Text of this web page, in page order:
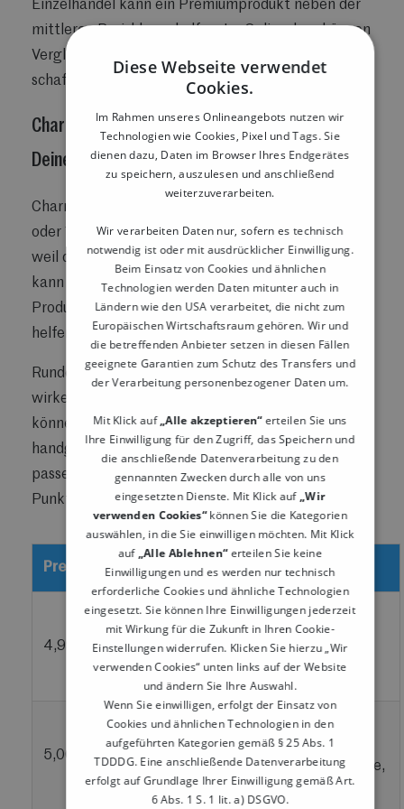
Einzelhandel kann ein Premiumprodukt neben der
mittleren Preisklasse helfen. Im Onlineshop können
Vergleichstabellen oder Paketstufen Orientierung
schaffen.
Charm Pricing oder Rundpreis: Was passt zu
Deinem Angebot?
Charm Pricing meint Preise wie 4,99 €, 9,95 €
oder 19,99 €. Solche Preise wirken oft günstiger,
weil die linke Ziffer den ersten Eindruck prägt. Das
kann besonders bei Aktionsware, häufig gekauften
Produkten oder spontanen Kaufentscheidungen
helfen.
Runde Preise wie 5,00 €, 20,00 € oder 100,00 €
wirken dagegen klarer und hochwertiger. Sie
können besonders gut zu Premiumprodukten,
handgemachten Waren oder Dienstleistungen
passen. Ein runder Preis sagt: Das ist der Preis.
Punkt. Kein Cent-Ballett nötig.
Preisform Wirkung Geeignet für
4,99 €
Wirkt
günstiger und
aktionsnah
Impulskäufe,
Aktionsware,
preissensible
Produkte
5,00 €
Wirkt klar,
hochwertig
und
unkompliziert
Premiumprodukte,
handgemachte
Waren, Gastronomie,
Dienstleistungen
Diese Webseite verwendet
Cookies.
Im Rahmen unseres Onlineangebots nutzen wir
Technologien wie Cookies, Pixel und Tags. Sie
dienen dazu, Daten im Browser Ihres Endgerätes
zu speichern, auszulesen und anschließend
weiterzuverarbeiten.
Wir verarbeiten Daten nur, sofern es technisch
notwendig ist oder mit ausdrücklicher Einwilligung.
Beim Einsatz von Cookies und ähnlichen
Technologien werden Daten mitunter auch in
Ländern wie den USA verarbeitet, die nicht zum
Europäischen Wirtschaftsraum gehören. Wir und
die betreffenden Anbieter setzen in diesen Fällen
geeignete Garantien zum Schutz des Transfers und
der Verarbeitung personenbezogener Daten um.
Mit Klick auf„Alle akzeptieren“erteilen Sie uns
Ihre Einwilligung für den Zugriff, das Speichern und
die anschließende Datenverarbeitung zu den
gennannten Zwecken durch alle von uns
eingesetzten Dienste. Mit Klick auf „Wir
verwenden Cookies“können Sie die Kategorien
auswählen, in die Sie einwilligen möchten. Mit Klick
auf „Alle Ablehnen“erteilen Sie keine
Einwilligungen und es werden nur technisch
erforderliche Cookies und ähnliche Technologien
eingesetzt. Sie können Ihre Einwilligungen jederzeit
mit Wirkung für die Zukunft in Ihren Cookie-
Einstellungen widerrufen. Klicken Sie hierzu „Wir
verwenden Cookies“ unten links auf der Website
und ändern Sie Ihre Auswahl.
Wenn Sie einwilligen, erfolgt der Einsatz von
Cookies und ähnlichen Technologien in den
aufgeführten Kategorien gemäß § 25 Abs. 1
TDDDG. Eine anschließende Datenverarbeitung
erfolgt auf Grundlage Ihrer Einwilligung gemäß Art.
6 Abs. 1 S. 1 lit. a) DSGVO.